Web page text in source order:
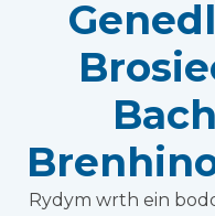
Rydym wrth ein